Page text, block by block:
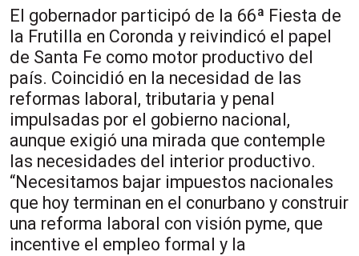
El gobernador participó de la 66ª Fiesta de
la Frutilla en Coronda y reivindicó el papel
de Santa Fe como motor productivo del
país. Coincidió en la necesidad de las
reformas laboral, tributaria y penal
impulsadas por el gobierno nacional,
aunque exigió una mirada que contemple
las necesidades del interior productivo.
“Necesitamos bajar impuestos nacionales
que hoy terminan en el conurbano y construir
una reforma laboral con visión pyme, que
incentive el empleo formal y la